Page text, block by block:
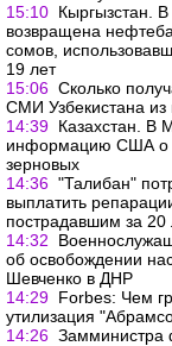
15:10 Кыргызстан. В
возвращена
сомов,
19 лет
15:06 Сколько
СМИ Узбекистана из
14:39 Казахстан. В
информацию США о
зерновых
14:36 "Талибан"
выплатить
пострадавшим за 20
14:32
об освобождении
Шевченко в ДНР
14:29 Forbes: Чем
утилизация
14:26 Замминистра